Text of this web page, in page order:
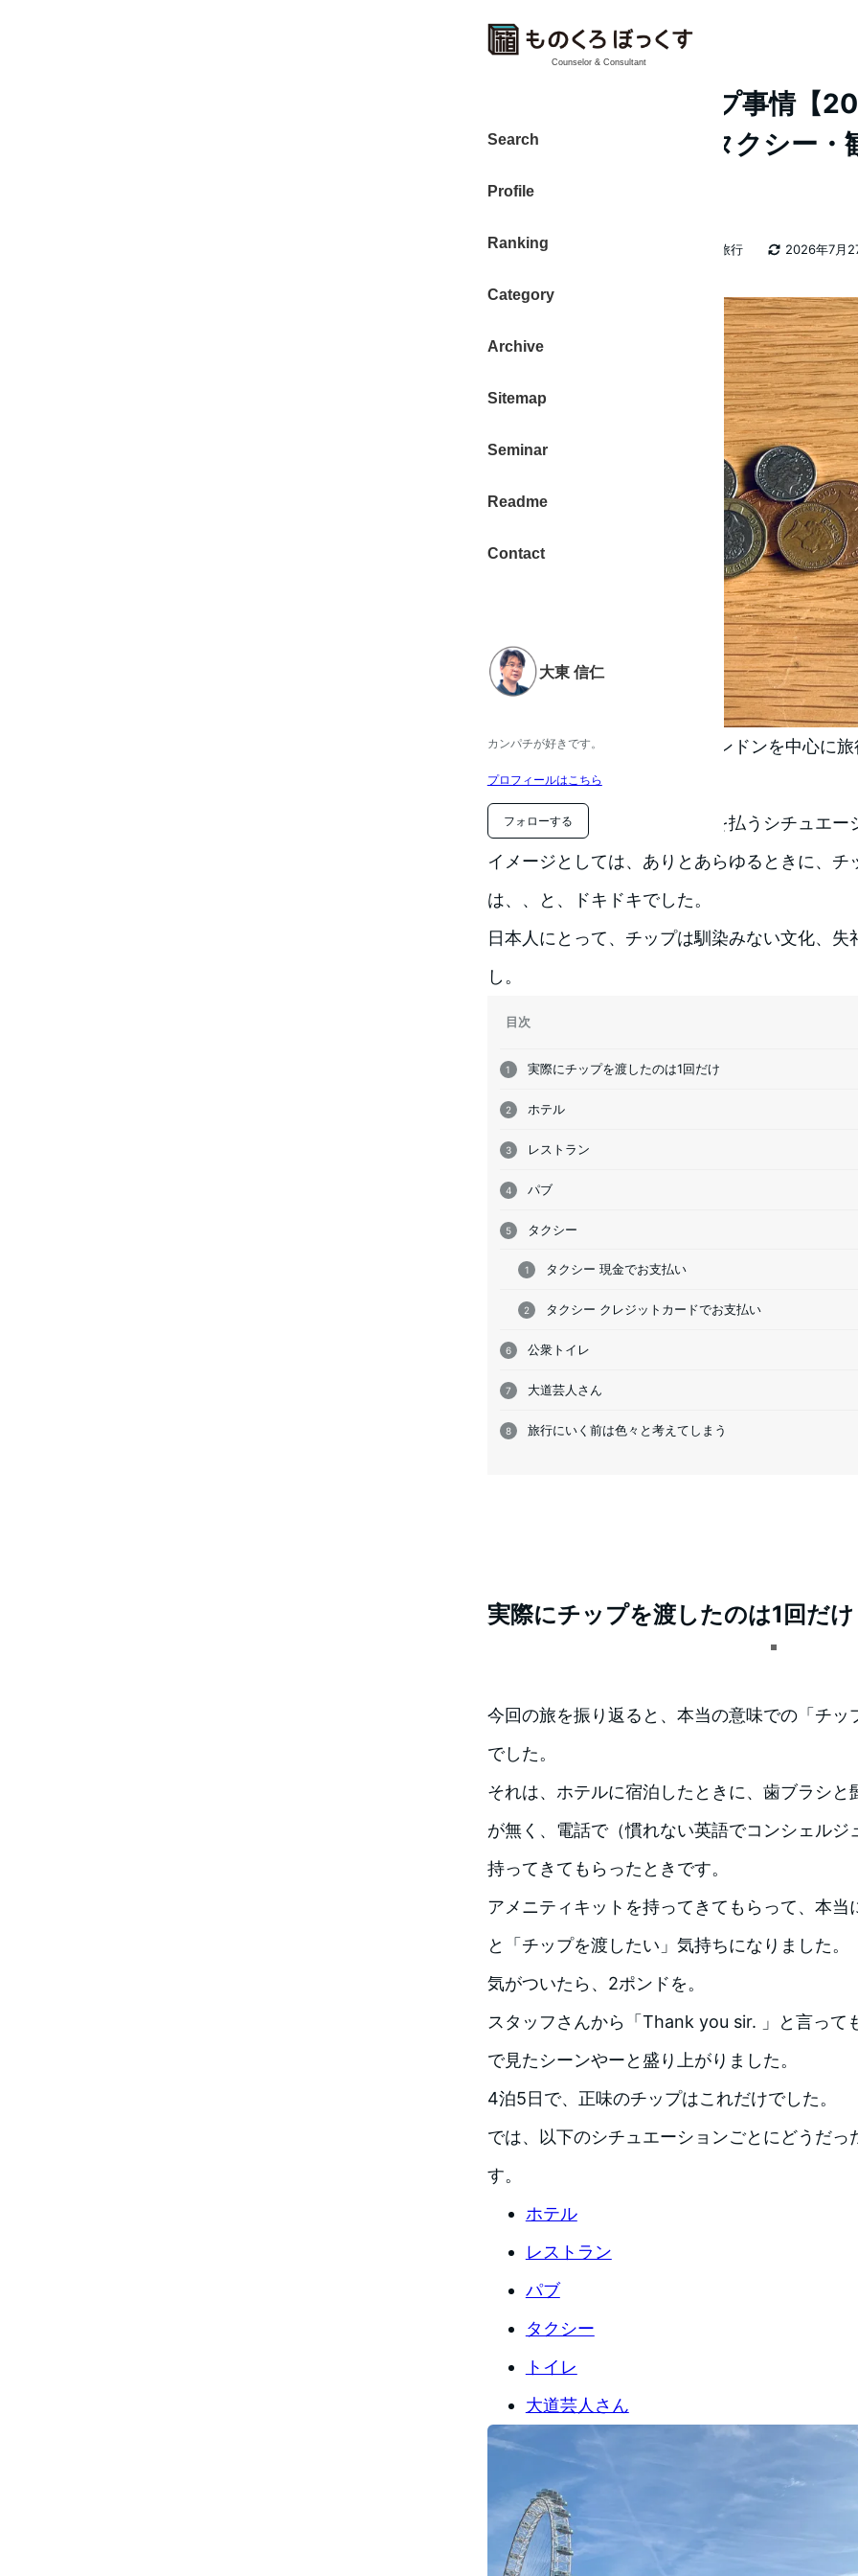
Counselor & Consultant
Search
Profile
Ranking
Category
Archive
Sitemap
Seminar
Readme
Contact
大東 信仁
カンパチが好きです。
プロフィールはこちら
フォローする
ロンドン旅行 チップ事情【
ル・レストラン・タクシー・
た
2026年7月
者
大東 信仁（ものくろ） イギリス旅行
2019年の夏に、イギリス・ロンドンを中心に
ホテルに4泊5日の滞在でした。
旅行前に調べたのが、チップを払うシチュエー
イメージとしては、ありとあらゆるときに、
は、、と、ドキドキでした。
日本人にとって、チップは馴染みない文化、
し。
目次
実際にチップを渡したのは1回だけ
ホテル
レストラン
パブ
タクシー
タクシー 現金でお支払い
タクシー クレジットカードでお支払い
公衆トイレ
大道芸人さん
旅行にいく前は色々と考えてしまう
実際にチップを渡したのは1回だけ
今回の旅を振り返ると、本当の意味での「チッ
でした。
それは、ホテルに宿泊したときに、歯ブラシと
が無く、電話で（慣れない英語でコンシェルジ
持ってきてもらったときです。
アメニティキットを持ってきてもらって、本当
と「チップを渡したい」気持ちになりました。
気がついたら、2ポンドを。
スタッフさんから「Thank you sir. 」と言って
で見たシーンやーと盛り上がりました。
4泊5日で、正味のチップはこれだけでした。
では、以下のシチュエーションごとにどうだっ
す。
ホテル
レストラン
パブ
タクシー
トイレ
大道芸人さん